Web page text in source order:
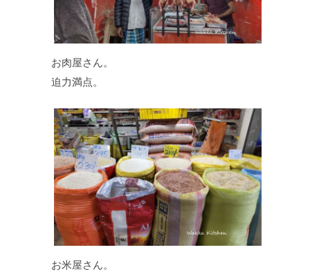
お肉屋さん。
迫力満点。
お米屋さん。